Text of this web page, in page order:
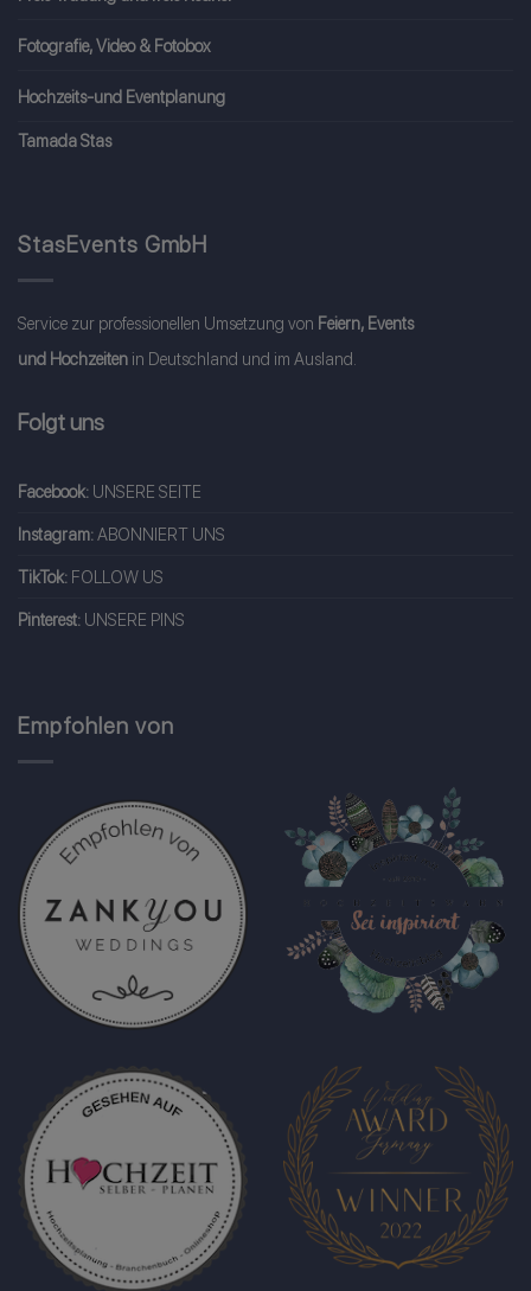
Fotografie, Video & Fotobox
Hochzeits-und Eventplanung
Tamada Stas
StasEvents GmbH
Service zur professionellen Umsetzung von Feiern, Events
und Hochzeiten in Deutschland und im Ausland.
Folgt uns
Facebook: UNSERE SEITE
Instagram:ABONNIERT UNS
TikTok: FOLLOW US
Pinterest: UNSERE PINS
Empfohlen von